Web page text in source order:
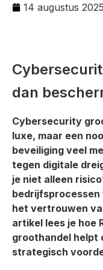
14 augustus 2025
dan
Cybersecurity
luxe, maar een
beveiliging veel
tegen digitale
je niet alleen
bedrijfsprocessen
het vertrouwen
artikel lees je hoe
groothandel helpt
strategisch